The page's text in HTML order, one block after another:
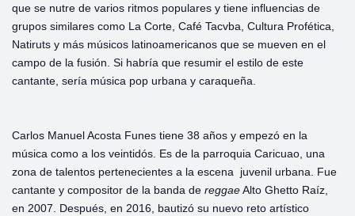
que se nutre de varios ritmos populares y tiene influencias de
grupos similares como La Corte, Café Tacvba, Cultura Profética,
Natiruts y más músicos latinoamericanos que se mueven en el
campo de la fusión. Si habría que resumir el estilo de este
cantante, sería música pop urbana y caraqueña.
Carlos Manuel Acosta Funes tiene 38 años y empezó en la
música como a los veintidós. Es de la parroquia Caricuao, una
zona de talentos pertenecientes a la escena juvenil urbana. Fue
cantante y compositor de la banda de reggaeAlto Ghetto Raíz,
en 2007. Después, en 2016, bautizó su nuevo reto artístico